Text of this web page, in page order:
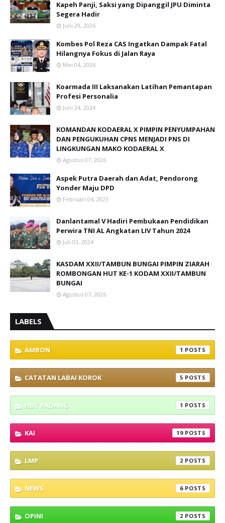
Kapeh Panji, Saksi yang Dipanggil JPU Diminta
Segera Hadir
Juni 29, 2026
Kombes Pol Reza CAS Ingatkan Dampak Fatal
Hilangnya Fokus di Jalan Raya
Mei 04, 2026
Koarmada III Laksanakan Latihan Pemantapan
Profesi Personalia
Juni 24, 2024
KOMANDAN KODAERAL X PIMPIN PENYUMPAHAN
DAN PENGUKUHAN CPNS MENJADI PNS DI
LINGKUNGAN MAKO KODAERAL X
Agustus 07, 2026
Aspek Putra Daerah dan Adat, Pendorong
Yonder Maju DPD
Februari 04, 2023
Danlantamal V Hadiri Pembukaan Pendidikan
Perwira TNI AL Angkatan LIV Tahun 2024
Juli 03, 2024
KASDAM XXII/TAMBUN BUNGAI PIMPIN ZIARAH
ROMBONGAN HUT KE-1 KODAM XXII/TAMBUN
BUNGAI
Agustus 07, 2026
LABELS
AMBON 1
CATATAN LABAI KOROK 5
HBT PADANG 1
KAI 19
LMP 2
NEWS 6
OPINI 2